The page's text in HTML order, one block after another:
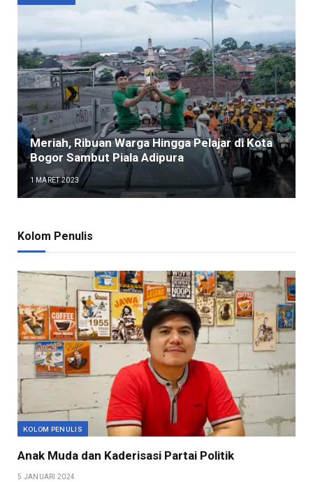
Meriah, Ribuan Warga Hingga Pelajar di Kota
Bogor Sambut Piala Adipura
1 MARET 2023
Kolom Penulis
KOLOM PENULIS
Anak Muda dan Kaderisasi Partai Politik
5 JANUARI 2024